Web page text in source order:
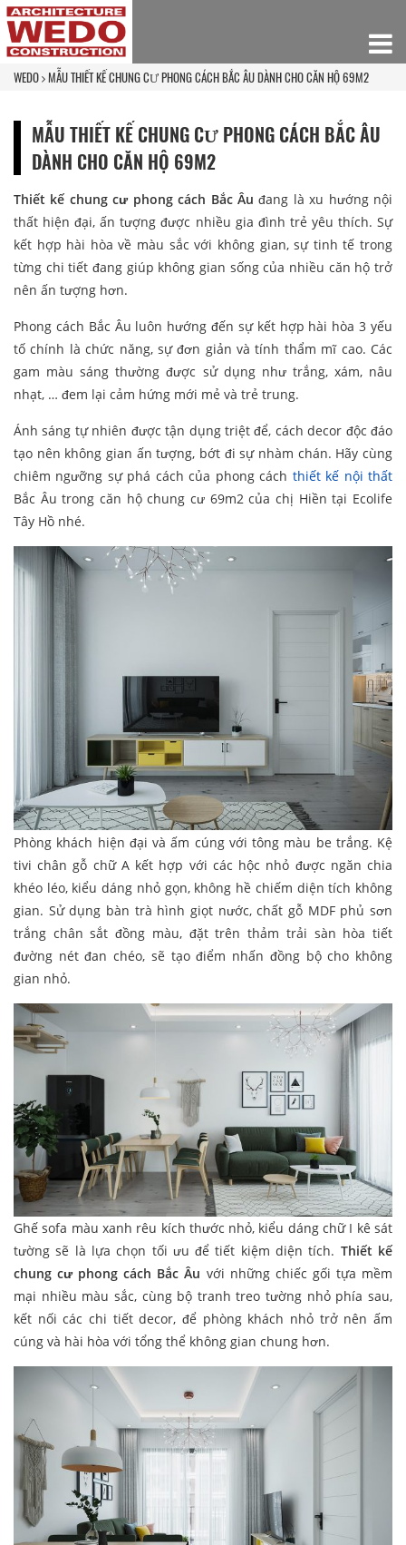
WEDO MẪU THIẾT KẾ CHUNG CƯ PHONG CÁCH BẮC ÂU DÀNH CHO CĂN HỘ 69M2
MẪU THIẾT KẾ CHUNG CƯ PHONG CÁCH BẮC ÂU
DÀNH CHO CĂN HỘ 69M2
Thiết kế chung cư phong cách Bắc Âu đang là xu hướng nội
thất hiện đại, ấn tượng được nhiều gia đình trẻ yêu thích. Sự
kết hợp hài hòa về màu sắc với không gian, sự tinh tế trong
từng chi tiết đang giúp không gian sống của nhiều căn hộ trở
nên ấn tượng hơn.
Phong cách Bắc Âu luôn hướng đến sự kết hợp hài hòa 3 yếu
tố chính là chức năng, sự đơn giản và tính thẩm mĩ cao. Các
gam màu sáng thường được sử dụng như trắng, xám, nâu
nhạt, … đem lại cảm hứng mới mẻ và trẻ trung.
Ánh sáng tự nhiên được tận dụng triệt để, cách decor độc đáo
tạo nên không gian ấn tượng, bớt đi sự nhàm chán. Hãy cùng
chiêm ngưỡng sự phá cách của phong cách thiết kế nội thất
Bắc Âu trong căn hộ chung cư 69m2 của chị Hiền tại Ecolife
Tây Hồ nhé.
Phòng khách hiện đại và ấm cúng với tông màu be trắng. Kệ
tivi chân gỗ chữ A kết hợp với các hộc nhỏ được ngăn chia
khéo léo, kiểu dáng nhỏ gọn, không hề chiếm diện tích không
gian. Sử dụng bàn trà hình giọt nước, chất gỗ MDF phủ sơn
trắng chân sắt đồng màu, đặt trên thảm trải sàn hòa tiết
đường nét đan chéo, sẽ tạo điểm nhấn đồng bộ cho không
gian nhỏ.
Ghế sofa màu xanh rêu kích thước nhỏ, kiểu dáng chữ I kê sát
tường sẽ là lựa chọn tối ưu để tiết kiệm diện tích. Thiết kế
chung cư phong cách Bắc Âu với những chiếc gối tựa mềm
mại nhiều màu sắc, cùng bộ tranh treo tường nhỏ phía sau,
kết nối các chi tiết decor, để phòng khách nhỏ trở nên ấm
cúng và hài hòa với tổng thể không gian chung hơn.